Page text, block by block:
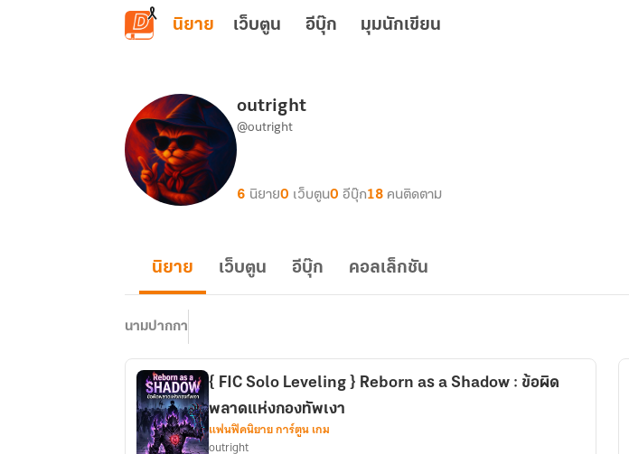
ข้ามไปยังเนื้อหาหลัก
นิยาย เว็บตูน อีบุ๊ก มุมนักเขียน
outright
@outright
6 นิยาย0 เว็บตูน0 อีบุ๊ก18 คนติดตาม
นิยาย เว็บตูน อีบุ๊ก คอลเล็กชัน
นามปากกา
{ FIC Solo Leveling } Reborn as a Shadow : ข้อผิด
พลาดแห่งกองทัพเงา
แฟนฟิคนิยาย การ์ตูน เกม
outright